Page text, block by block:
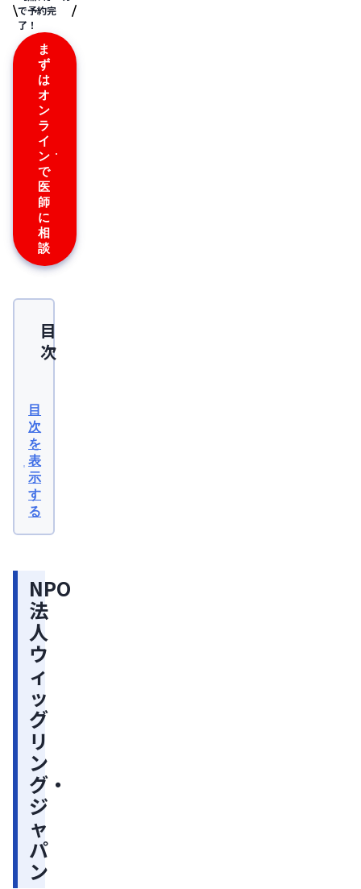
で予約完
了！
ま
ず
は
オ
ン
ラ
イ
ン
で
医
師
に
相
談
目
次
目
次
を
表
示
す
る
グ・
NPO
法
人
ウ
ィ
ッ
グ
リ
ン
グ・
ジ
ャ
パ
ン